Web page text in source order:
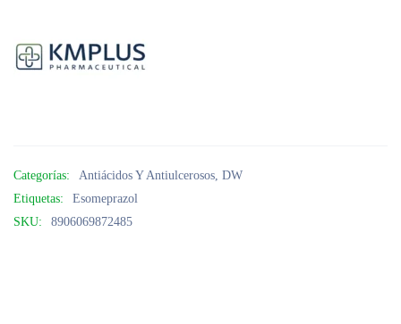
Categorías: Antiácidos Y Antiulcerosos, DW
Etiquetas:
Esomeprazol
SKU:
8906069872485